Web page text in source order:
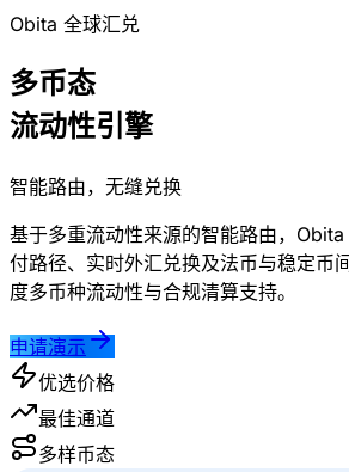
Obita 全球汇兑
多币态
流动性引擎
智能路由，无缝兑换
基于多重流动性来源的智能路由，
付路径、实时外汇兑换及法币与稳定币
度多币种流动性与合规清算支持。
申请演示
优选价格
最佳通道
多样币态